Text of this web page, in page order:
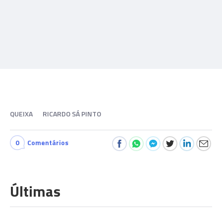
QUEIXA RICARDO SÁ PINTO
0 Comentários
Últimas